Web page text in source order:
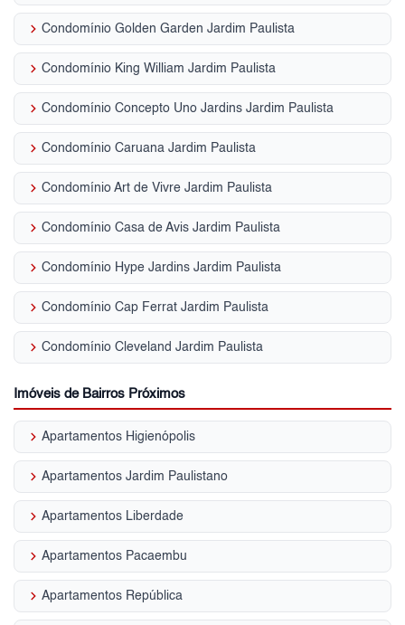
keyboard_arrow_right Condomínio Golden Garden Jardim Paulista
keyboard_arrow_right Condomínio King William Jardim Paulista
keyboard_arrow_right Condomínio Concepto Uno Jardins Jardim Paulista
keyboard_arrow_right Condomínio Caruana Jardim Paulista
keyboard_arrow_right Condomínio Art de Vivre Jardim Paulista
keyboard_arrow_right Condomínio Casa de Avis Jardim Paulista
keyboard_arrow_right Condomínio Hype Jardins Jardim Paulista
keyboard_arrow_right Condomínio Cap Ferrat Jardim Paulista
keyboard_arrow_right Condomínio Cleveland Jardim Paulista
Imóveis de Bairros Próximos
keyboard_arrow_right Apartamentos Higienópolis
keyboard_arrow_right Apartamentos Jardim Paulistano
keyboard_arrow_right Apartamentos Liberdade
keyboard_arrow_right Apartamentos Pacaembu
keyboard_arrow_right Apartamentos República